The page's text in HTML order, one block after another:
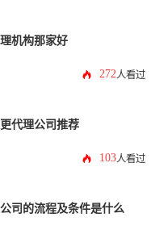
机构那家好
272人看过
代理公司推荐
103人看过
司的流程及条件是什么